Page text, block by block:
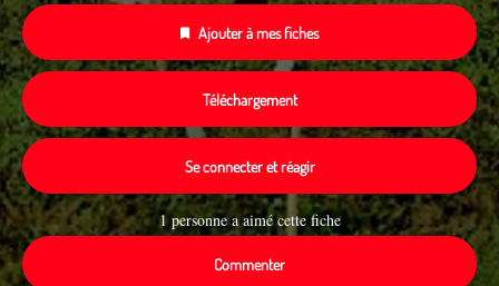
Ajouter à mes fiches
Téléchargement
Se connecter et réagir
1 personne a aimé cette fiche
Commenter